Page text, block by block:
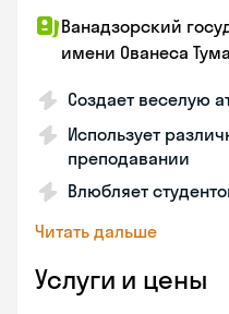
Ванадзорский
имени Ованеса
Создает веселую
Использует
преподавании
Влюбляет
Читать дальше
Услуги и цены